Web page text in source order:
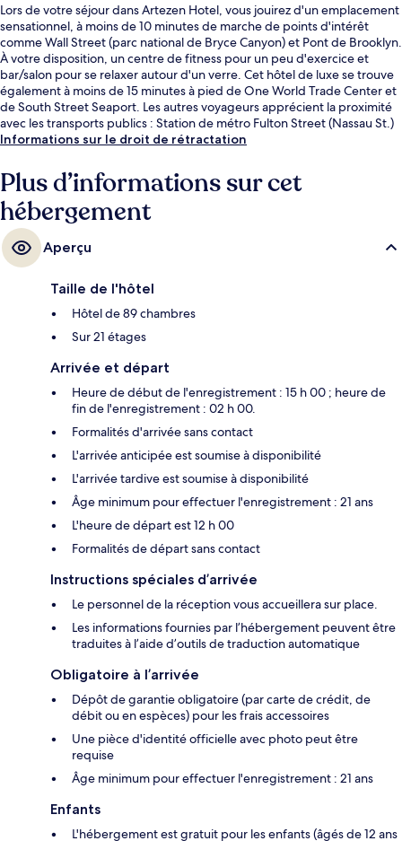
Lors de votre séjour dans Artezen Hotel, vous jouirez d'un emplacement
sensationnel, à moins de 10 minutes de marche de points d'intérêt
comme Wall Street (parc national de Bryce Canyon) et Pont de Brooklyn.
À votre disposition, un centre de fitness pour un peu d'exercice et
bar/salon pour se relaxer autour d'un verre. Cet hôtel de luxe se trouve
également à moins de 15 minutes à pied de One World Trade Center et
de South Street Seaport. Les autres voyageurs apprécient la proximité
avec les transports publics : Station de métro Fulton Street (Nassau St.)
et Station de métro Fulton Street (Broadway) ne sont qu'à quelques
Informations sur le droit de rétractation
Plus d’informations sur cet
hébergement
Aperçu
Taille de l'hôtel
Hôtel de 89 chambres
Sur 21 étages
Arrivée et départ
Heure de début de l'enregistrement : 15 h 00 ; heure de
fin de l'enregistrement : 02 h 00.
Formalités d'arrivée sans contact
L'arrivée anticipée est soumise à disponibilité
L'arrivée tardive est soumise à disponibilité
Âge minimum pour effectuer l'enregistrement : 21 ans
L'heure de départ est 12 h 00
Formalités de départ sans contact
Instructions spéciales d’arrivée
Le personnel de la réception vous accueillera sur place.
Les informations fournies par l’hébergement peuvent être
traduites à l’aide d’outils de traduction automatique
Obligatoire à l’arrivée
Dépôt de garantie obligatoire (par carte de crédit, de
débit ou en espèces) pour les frais accessoires
Une pièce d'identité officielle avec photo peut être
requise
Âge minimum pour effectuer l'enregistrement : 21 ans
Enfants
L'hébergement est gratuit pour les enfants (âgés de 12 ans